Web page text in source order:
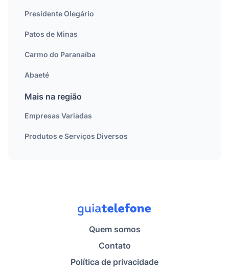
Presidente Olegário
Patos de Minas
Carmo do Paranaíba
Abaeté
Mais na região
Empresas Variadas
Produtos e Serviços Diversos
Quem somos
Contato
Política de privacidade